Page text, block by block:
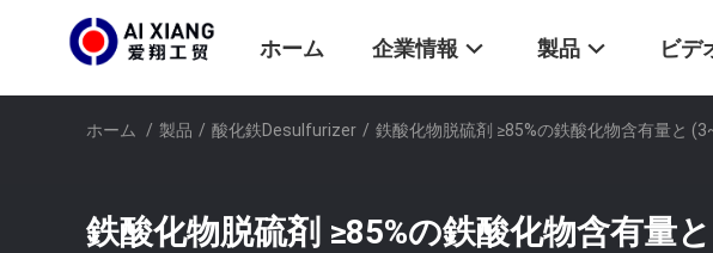
ホーム 企業情報 製品 ビデ
ホーム / 製品 / 酸化鉄Desulfurizer / 鉄酸化物脱硫剤 ≥85%の鉄酸化物含有量と
鉄酸化物脱硫剤 ≥85%の鉄酸化物含有量